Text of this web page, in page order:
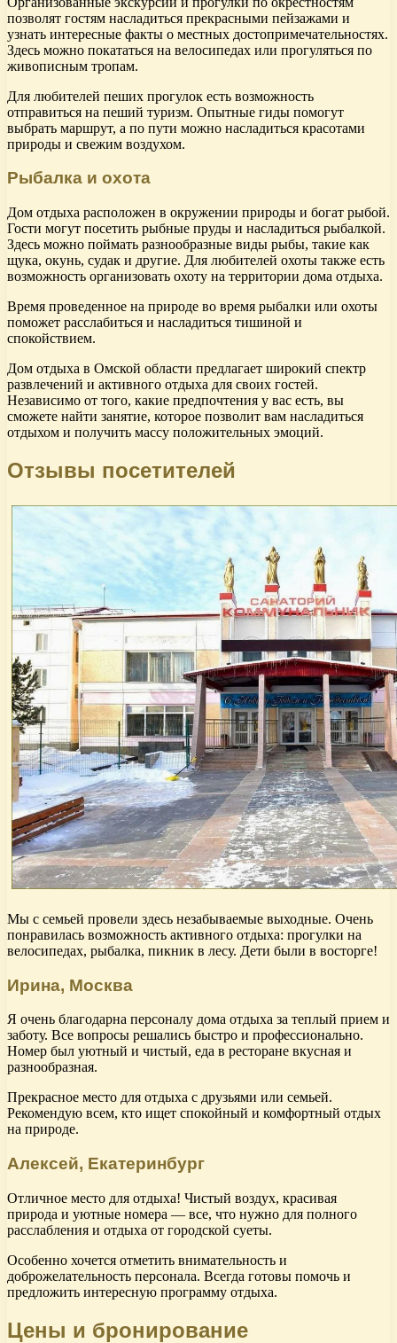
позволят гостям насладиться прекрасными пейзажами и
узнать интересные факты о местных достопримечательностях.
Здесь можно покататься на велосипедах или прогуляться по
живописным тропам.
Для любителей пеших прогулок есть возможность
отправиться на пеший туризм. Опытные гиды помогут
выбрать маршрут, а по пути можно насладиться красотами
природы и свежим воздухом.
Рыбалка и охота
Дом отдыха расположен в окружении природы и богат рыбой.
Гости могут посетить рыбные пруды и насладиться рыбалкой.
Здесь можно поймать разнообразные виды рыбы, такие как
щука, окунь, судак и другие. Для любителей охоты также есть
возможность организовать охоту на территории дома отдыха.
Время проведенное на природе во время рыбалки или охоты
поможет расслабиться и насладиться тишиной и
спокойствием.
Дом отдыха в Омской области предлагает широкий спектр
развлечений и активного отдыха для своих гостей.
Независимо от того, какие предпочтения у вас есть, вы
сможете найти занятие, которое позволит вам насладиться
отдыхом и получить массу положительных эмоций.
Отзывы посетителей
Мы с семьей провели здесь незабываемые выходные. Очень
понравилась возможность активного отдыха: прогулки на
велосипедах, рыбалка, пикник в лесу. Дети были в восторге!
Ирина, Москва
Я очень благодарна персоналу дома отдыха за теплый прием и
заботу. Все вопросы решались быстро и профессионально.
Номер был уютный и чистый, еда в ресторане вкусная и
разнообразная.
Прекрасное место для отдыха с друзьями или семьей.
Рекомендую всем, кто ищет спокойный и комфортный отдых
на природе.
Алексей, Екатеринбург
Отличное место для отдыха! Чистый воздух, красивая
природа и уютные номера — все, что нужно для полного
расслабления и отдыха от городской суеты.
Особенно хочется отметить внимательность и
доброжелательность персонала. Всегда готовы помочь и
предложить интересную программу отдыха.
Цены и бронирование